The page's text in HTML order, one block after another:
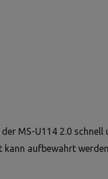
MS-U114 2.0 schnell
kann aufbewahrt